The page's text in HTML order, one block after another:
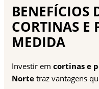
BENEFÍCIOS
CORTINAS E
MEDIDA
Investir em cortinas e
Norte traz vantagens